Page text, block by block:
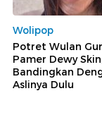
Wolipop
Potret Wulan
Pamer Dewy
Bandingkan
Aslinya Dulu